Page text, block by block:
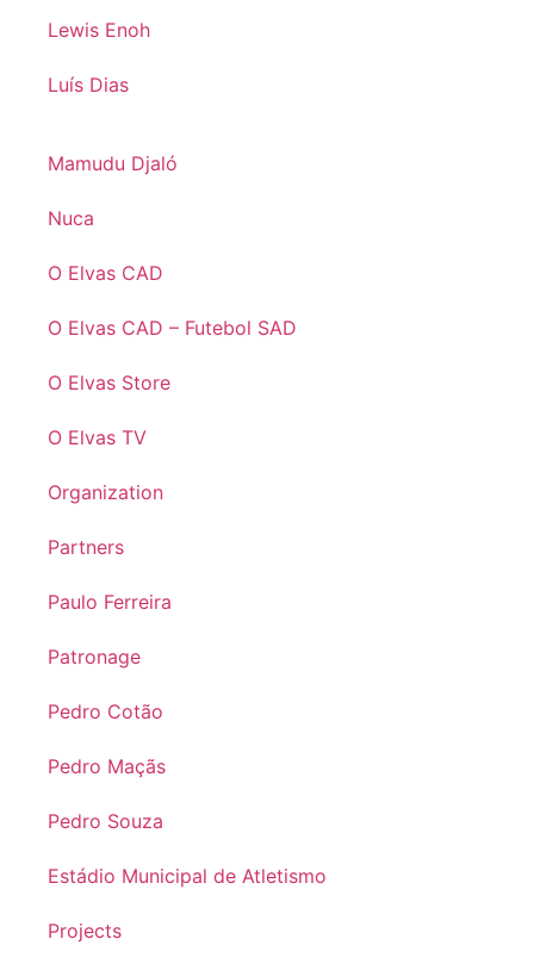
Lewis Enoh
Luís Dias
Mamudu Djaló
Nuca
O Elvas CAD
O Elvas CAD – Futebol SAD
O Elvas Store
O Elvas TV
Organization
Partners
Paulo Ferreira
Patronage
Pedro Cotão
Pedro Maçãs
Pedro Souza
Estádio Municipal de Atletismo
Projects